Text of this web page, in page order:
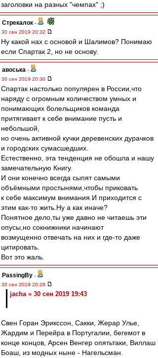
заголовки на разных "чемпах" ;)
Стрекалок -
30 сен 2019 20:32
Ну какой нах с основой и Шалимов? Понимаю
если Спартак 2, но не основу.
авоська -
30 сен 2019 20:30
Спартак настолько популярен в России,что
наряду с огромным количеством умных и
понимающих болельщиков команда
притягивает к себе внимание пусть и
небольшой,
но очень активной кучки деревенских дурачков
и городских сумасшедших.
Естественно, эта тенденция не обошла и нашу
замечательную Книгу.
И они конечно всегда сыпят самыми
объёмными простынями,чтобы приковать
к себе максимум внимания.И приходится с
этим как-то жить.Ну а как иначе?
Понятное дело,ты уже давно не читаешь эти
опусы,но сокнижники начинают
возмущенно отвечать на них и где-то даже
цитировать.
Вот это жаль.
PassingBy -
30 сен 2019 20:28
jacha » 30 сен 2019 19:43
Свен Горан Эрикссон, Сакки, Жерар Улье,
Жардим и Перейра в Португалии, бегемот в
конце концов, Арсен Венгер опятьтаки, Виллаш
Боаш, из модных ныне - Нагельсман.